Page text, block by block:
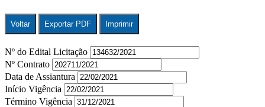
Voltar Exportar PDF Imprimir
Nº do Edital Licitação
Nº Contrato
Data de Assiantura
Início Vigência
Término Vigência